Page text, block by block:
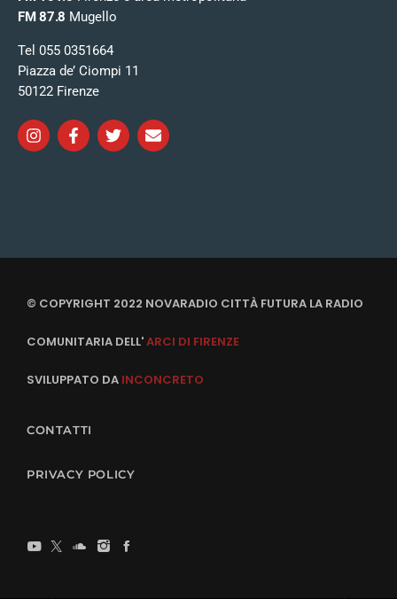
FM 87.8 Mugello
Tel 055 0351664
Piazza de’ Ciompi 11
50122 Firenze
© COPYRIGHT 2022 NOVARADIO CITTÀ FUTURA LA RADIO
COMUNITARIA DELL'ARCI DI FIRENZE
SVILUPPATO DA INCONCRETO
CONTATTI
PRIVACY POLICY